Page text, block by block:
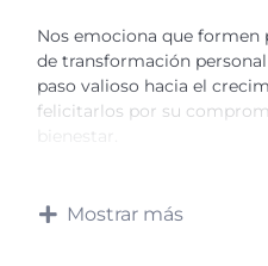
Nos emociona que formen
de transformación
paso valioso hacia el
felicitarlos por su
bienestar.
ustedes, con herramientas
Mostrar más